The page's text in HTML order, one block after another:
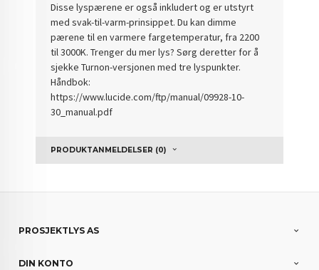
Disse lyspærene er også inkludert og er utstyrt
med svak-til-varm-prinsippet. Du kan dimme
pærene til en varmere fargetemperatur, fra 2200
til 3000K. Trenger du mer lys? Sørg deretter for å
sjekke Turnon-versjonen med tre lyspunkter.
Håndbok:
https://www.lucide.com/ftp/manual/09928-10-
30_manual.pdf
PRODUKTANMELDELSER (0)
PROSJEKTLYS AS
DIN KONTO